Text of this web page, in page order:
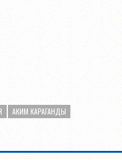
АКИМ КАРАГАНДЫ